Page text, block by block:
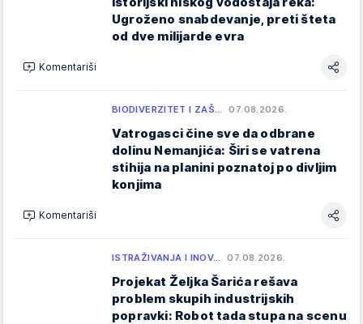
Ugroženo snabdevanje, preti šteta
od dve milijarde evra
Komentariši
BIODIVERZITET I ZAŠ… 07.08.2026.
Vatrogasci čine sve da odbrane
dolinu Nemanjića: Širi se vatrena
stihija na planini poznatoj po divljim
konjima
Komentariši
ISTRAŽIVANJA I INOV… 07.08.2026.
Projekat Željka Šarića rešava
problem skupih industrijskih
popravki: Robot tada stupa na scenu